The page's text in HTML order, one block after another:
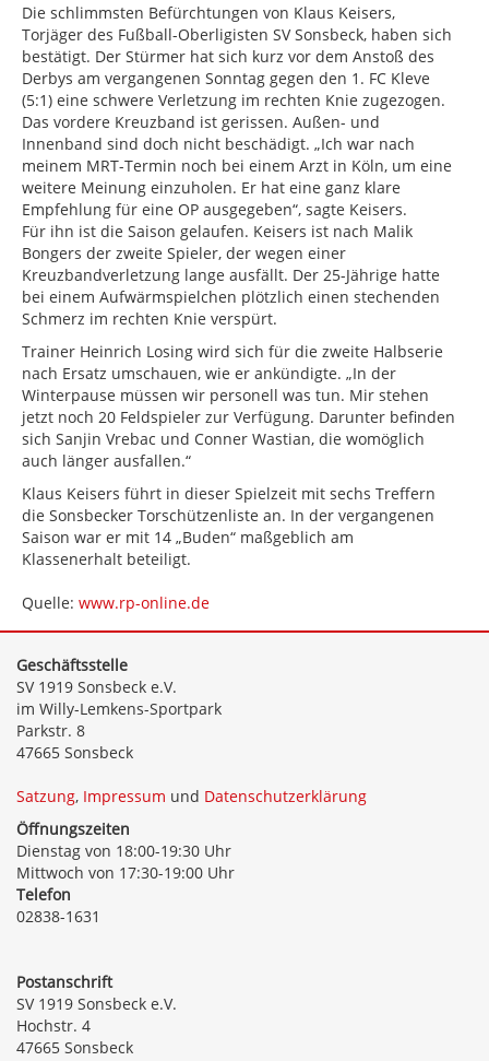
Die schlimmsten Befürchtungen von Klaus Keisers,
Torjäger des Fußball-Oberligisten SV Sonsbeck, haben sich
bestätigt. Der Stürmer hat sich kurz vor dem Anstoß des
Derbys am vergangenen Sonntag gegen den 1. FC Kleve
(5:1) eine schwere Verletzung im rechten Knie zugezogen.
Das vordere Kreuzband ist gerissen. Außen- und
Innenband sind doch nicht beschädigt. „Ich war nach
meinem MRT-Termin noch bei einem Arzt in Köln, um eine
weitere Meinung einzuholen. Er hat eine ganz klare
Empfehlung für eine OP ausgegeben“, sagte Keisers.
Für ihn ist die Saison gelaufen. Keisers ist nach Malik
Bongers der zweite Spieler, der wegen einer
Kreuzbandverletzung lange ausfällt. Der 25-Jährige hatte
bei einem Aufwärmspielchen plötzlich einen stechenden
Schmerz im rechten Knie verspürt.
Trainer Heinrich Losing wird sich für die zweite Halbserie
nach Ersatz umschauen, wie er ankündigte. „In der
Winterpause müssen wir personell was tun. Mir stehen
jetzt noch 20 Feldspieler zur Verfügung. Darunter befinden
sich Sanjin Vrebac und Conner Wastian, die womöglich
auch länger ausfallen.“
Klaus Keisers führt in dieser Spielzeit mit sechs Treffern
die Sonsbecker Torschützenliste an. In der vergangenen
Saison war er mit 14 „Buden“ maßgeblich am
Klassenerhalt beteiligt.
Quelle: www.rp-online.de
Geschäftsstelle
SV 1919 Sonsbeck e.V.
im Willy-Lemkens-Sportpark
Parkstr. 8
47665 Sonsbeck
Satzung, Impressum und Datenschutzerklärung
Öffnungszeiten
Dienstag von 18:00-19:30 Uhr
Mittwoch von 17:30-19:00 Uhr
Telefon
02838-1631
Postanschrift
SV 1919 Sonsbeck e.V.
Hochstr. 4
47665 Sonsbeck